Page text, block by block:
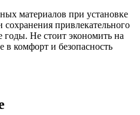
материалов при установке
привлекательного
годы. Не стоит экономить на
в комфорт и безопасность